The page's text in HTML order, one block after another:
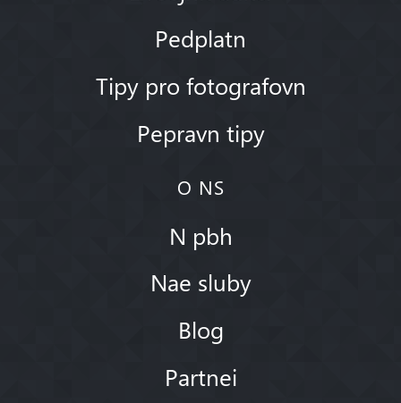
Pedplatn
Tipy pro fotografovn
Pepravn tipy
O NS
N pbh
Nae sluby
Blog
Partnei